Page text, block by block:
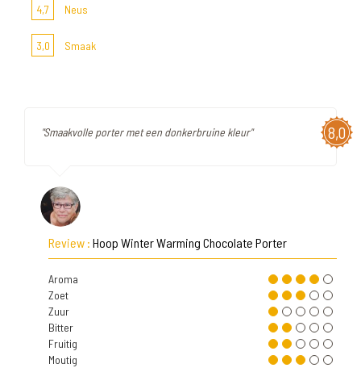
4,7 Neus
3,0 Smaak
8,0
"Smaakvolle porter met een donkerbruine kleur"
Review : Hoop Winter Warming Chocolate Porter
Aroma
Zoet
Zuur
Bitter
Fruitig
Moutig